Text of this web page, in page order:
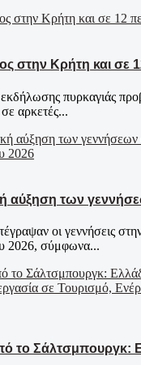
στην Κρήτη και σε
πυρκαγιάς
αρκετές...
αύξηση των
οι γεννήσεις
2026, σύμφωνα...
το Σάλτσμπουργκ: